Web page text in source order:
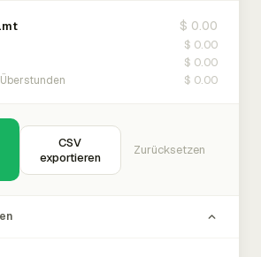
$ 0.00
$ 0.00
$ 0.00
$ 0.00
CSV
exportieren
Zurücksetzen